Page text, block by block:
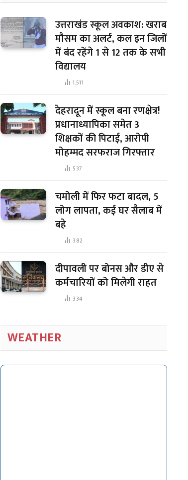
उत्तराखंड स्कूल अवकाश: खराब
मौसम का अलर्ट, कल इन जिलों
में बंद रहेंगे 1 से 12 तक के सभी
विद्यालय
1,511
देहरादून में स्कूल बना रणक्षेत्र!
प्रधानाध्यापिका समेत 3
शिक्षकों की पिटाई, आरोपी
मोहम्मद सरफराज गिरफ्तार
537
चमोली में फिर फटा बादल, 5
लोग लापता, कई घर सैलाब में
बहे
382
दीपावली पर बोनस और डीए से
कर्मचारियों को मिलेगी राहत
334
WEATHER